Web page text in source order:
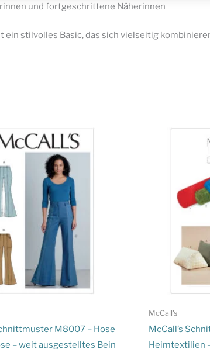
und fortgeschrittene Näherinnen
stilvolles Basic, das sich vielseitig
M8007 – Hose
– weit ausgestelltes Bein
McCall's
McCall’s
Heimtextilien